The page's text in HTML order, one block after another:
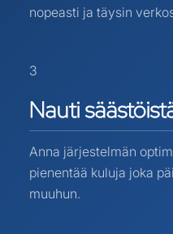
nopeasti ja täysin
3
Nauti
Anna järjestelmän
pienentää kuluja joka
muuhun.